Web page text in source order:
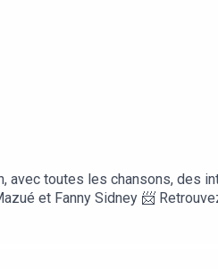
toutes les chansons, des
et Fanny Sidney 📨